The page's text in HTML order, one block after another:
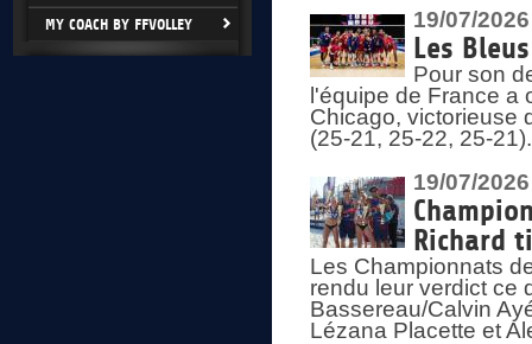
MY COACH BY FFVOLLEY
19/07/2026
Les
Pour son
l'équipe de France a
Chicago, victorieuse
(25-21, 25-22, 25-
19/07/2026
Richard
Les Championnats
rendu leur verdict ce
Bassereau/Calvin
Lézana Placette et